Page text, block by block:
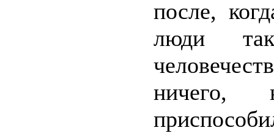
после,
люди
ничего,